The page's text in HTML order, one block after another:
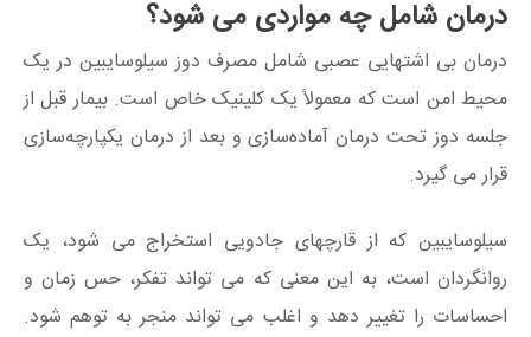
درمان شامل چه مواردی می شود؟
درمان بی اشتهایی عصبی شامل مصرف دوز سیلوسایبین در یک
محیط امن است که معمولاً یک کلینیک خاص است. بیمار قبل از
جلسه دوز تحت درمان آماده‌سازی و بعد از درمان یکپارچه‌سازی
قرار می گیرد.
سیلوسایبین که از قارچهای جادویی استخراج می شود، یک
روانگردان است، به این معنی که می تواند تفکر، حس زمان و
احساسات را تغییر دهد و اغلب می تواند منجر به توهم شود.